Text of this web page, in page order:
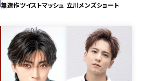
無造作ツイストマッシュ 立川メンズショート